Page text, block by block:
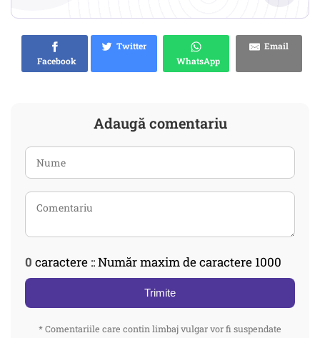
Facebook
Twitter
WhatsApp
Email
Adaugă comentariu
0 caractere :: Număr maxim de caractere 1000
Trimite
* Comentariile care contin limbaj vulgar vor fi suspendate